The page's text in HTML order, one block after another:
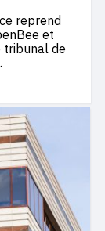
reprend
et
tribunal de